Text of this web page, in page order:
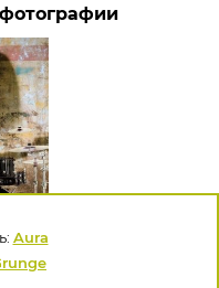
Aura